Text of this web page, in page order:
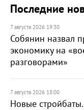
Последние
7 августа 2026 19:30
Собянин назвал
экономику на
разговорами»
7 августа 2026 18:00
Новые